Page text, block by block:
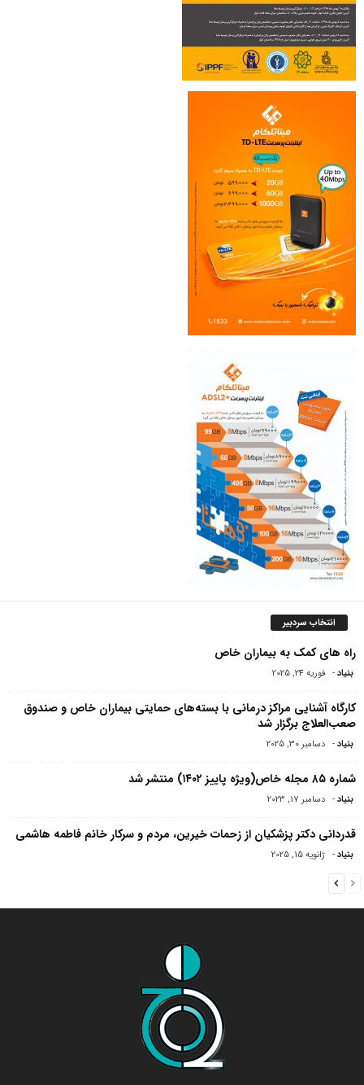
انتخاب سردبیر
راه های کمک به بیماران خاص
بنیاد- فوریه 24, 2025
کارگاه آشنایی مراکز درمانی با بسته‌های حمایتی بیماران خاص و صندوق
صعب‌العلاج برگزار شد
بنیاد- دسامبر 30, 2025
شماره ۸۵ مجله خاص(ویژه پاییز ۱۴۰۲) منتشر شد
بنیاد- دسامبر 17, 2023
قدردانی دکتر پزشکیان از زحمات خیرین، مردم و سرکار خانم فاطمه هاشمی
بنیاد- ژانویه 15, 2025